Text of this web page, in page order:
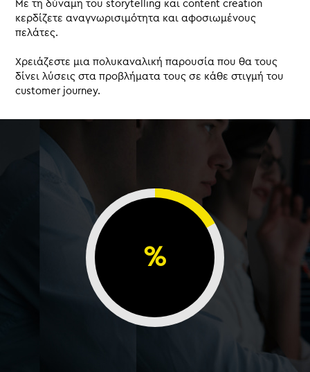
Με τη δύναμη του storytelling και content creation
κερδίζετε αναγνωρισιμότητα και αφοσιωμένους
πελάτες.
Χρειάζεστε μια πολυκαναλική παρουσία που θα τους
δίνει λύσεις στα προβλήματα τους σε κάθε στιγμή του
customer journey.
%